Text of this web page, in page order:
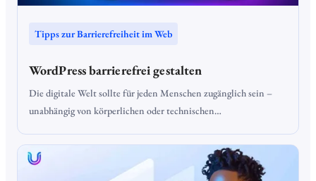
Tipps zur Barrierefreiheit im Web
WordPress barrierefrei gestalten
Die digitale Welt sollte für jeden Menschen zugänglich sein –
unabhängig von körperlichen oder technischen
zu erstellen? Gerade bei WordPress gibt es zahlreiche
Möglichkeiten, Barrierefreiheit zu integrieren und so Webseiten